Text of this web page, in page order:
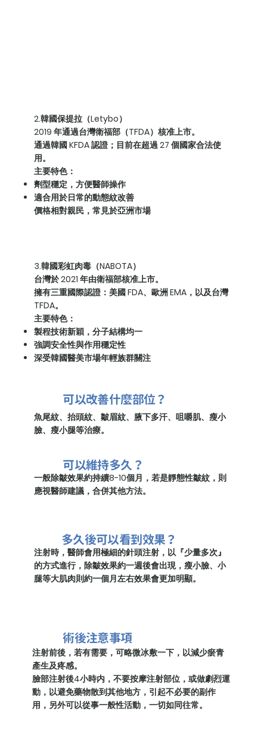
2.韓國保提拉（Letybo）
2019 年通過台灣衛福部（TFDA）核准上市。
通過韓國 KFDA 認證；目前在超過 27 個國家合法使
用。
主要特色：
劑型穩定，方便醫師操作
適合用於日常的動態紋改善
價格相對親民，常見於亞洲市場
3.韓國彩虹肉毒（NABOTA）
台灣於 2021 年由衛福部核准上市。
擁有三重國際認證：美國 FDA、歐洲 EMA，以及台灣
TFDA。
主要特色：
製程技術新穎，分子結構均一
強調安全性與作用穩定性
深受韓國醫美市場年輕族群關注
可以改善什麼部位？
魚尾紋、抬頭紋、皺眉紋、腋下多汗、咀嚼肌、瘦小
臉、瘦小腿等治療。
可以維持多久？
一般除皺效果約持續8-10個月 ，若是靜態性皺紋，則
應視醫師建議，合併其他方法。
多久後可以看到效果？
注射時，醫師會用極細的針頭注射，以『少量多次』
的方式進行，除皺效果約一週後會出現，瘦小臉、小
腿等大肌肉則約一個月左右效果會更加明顯。
術後注意事項
注射前後，若有需要，可略微冰敷一下，以減少瘀青
產生及疼感。
臉部注射後4小時内，不要按摩注射部位，或做劇烈運
動，以避免藥物散到其他地方，引起不必要的副作
用，另外可以從事一般性活動，一切如同往常。